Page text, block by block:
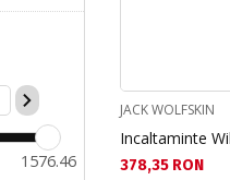
1576.46
JACK WOLFSKIN
Incaltaminte
Текуща цена:
378,35 RON